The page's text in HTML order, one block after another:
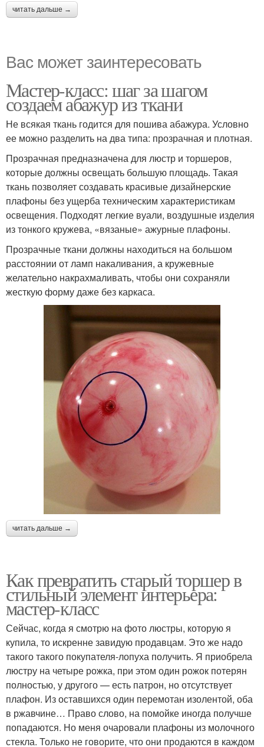
читать дальше →
Вас может заинтересовать
Мастер-класс: шаг за шагом
создаем абажур из ткани
Не всякая ткань годится для пошива абажура. Условно
ее можно разделить на два типа: прозрачная и плотная.
Прозрачная предназначена для люстр и торшеров,
которые должны освещать большую площадь. Такая
ткань позволяет создавать красивые дизайнерские
плафоны без ущерба техническим характеристикам
освещения. Подходят легкие вуали, воздушные изделия
из тонкого кружева, «вязаные» ажурные плафоны.
Прозрачные ткани должны находиться на большом
расстоянии от ламп накаливания, а кружевные
желательно накрахмаливать, чтобы они сохраняли
жесткую форму даже без каркаса.
читать дальше →
Как превратить старый торшер в
стильный элемент интерьера:
мастер-класс
Сейчас, когда я смотрю на фото люстры, которую я
купила, то искренне завидую продавцам. Это же надо
такого такого покупателя-лопуха получить. Я приобрела
люстру на четыре рожка, при этом один рожок потерян
полностью, у другого — есть патрон, но отсутствует
плафон. Из оставшихся один перемотан изолентой, оба
в ржавчине… Право слово, на помойке иногда получше
попадаются. Но меня очаровали плафоны из молочного
стекла. Только не говорите, что они продаются в каждом